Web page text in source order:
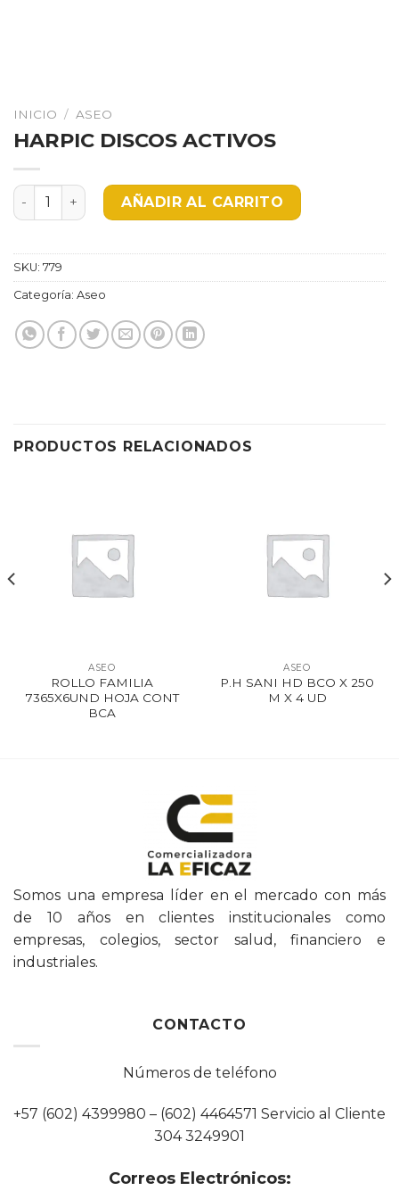
INICIO / ASEO
HARPIC DISCOS ACTIVOS
HARPIC DISCOS ACTIVOS cantidad
AÑADIR AL CARRITO
SKU: 779
Categoría: Aseo
PRODUCTOS RELACIONADOS
ASEO
ROLLO FAMILIA
7365X6UND HOJA CONT
BCA
ASEO
P.H SANI HD BCO X 250
M X 4 UD
Somos una empresa líder en el mercado con más
de 10 años en clientes institucionales como
empresas, colegios, sector salud, financiero e
industriales.
CONTACTO
Números de teléfono
+57 (602) 4399980 – (602) 4464571 Servicio al Cliente
304 3249901
Correos Electrónicos: